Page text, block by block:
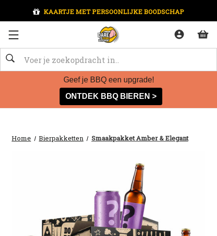
KAARTJE MET PERSOONLIJKE BOODSCHAP
Zoeken
Geef je BBQ een upgrade!
ONTDEK BBQ BIEREN >
Home Bierpakketten Smaakpakket Amber & Elegant